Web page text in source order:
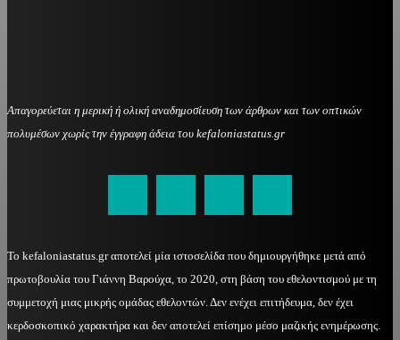
Απαγορεύεται η μερική ή ολική αναδημοσίευση των άρθρων και των οπτικών
πολυμέσων χωρίς την έγγραφη άδεια του kefaloniastatus.gr
Το kefaloniastatus.gr αποτελεί μία ιστοσελίδα που δημιουργήθηκε μετά από
πρωτοβουλία του Γιάννη Βαρούχα, το 2020, στη βάση του εθελοντισμού με τη
συμμετοχή μιας μικρής ομάδας εθελοντών. Δεν ενέχει επιτήδευμα, δεν έχει
κερδοσκοπικό χαρακτήρα και δεν αποτελεί επίσημο μέσο μαζικής ενημέρωσης.